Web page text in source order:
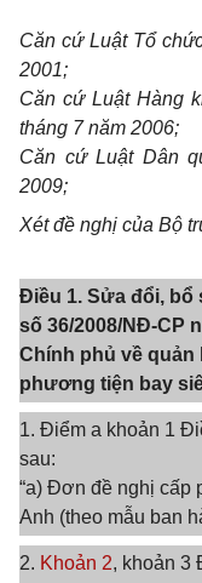
Căn cứ Luật Tổ
2001;
Căn cứ Luật Hàng
tháng 7 năm 2006;
Căn cứ Luật Dân
2009;
Xét đề nghị của Bộ
Điều 1. Sửa đổi, bổ
số 36/2008/NĐ-CP
Chính phủ về
phương tiện bay
1. Điểm a khoản 1
sau:
“a) Đơn đề nghị cấp
Anh (theo mẫu ban
2. Khoản 2, khoản 3